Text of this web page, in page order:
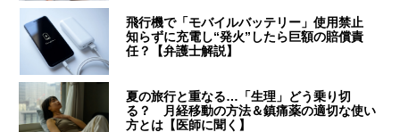
飛行機で「モバイルバッテリー」使用禁止
知らずに充電し“発火”したら巨額の賠償責
任？【弁護士解説】
夏の旅行と重なる…「生理」どう乗り切
る？ 月経移動の方法＆鎮痛薬の適切な使い
方とは【医師に聞く】